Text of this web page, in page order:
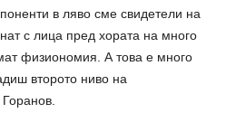
в ляво сме свидетели на
с лица пред хората на много
физиономия. А това е много
второто ниво на